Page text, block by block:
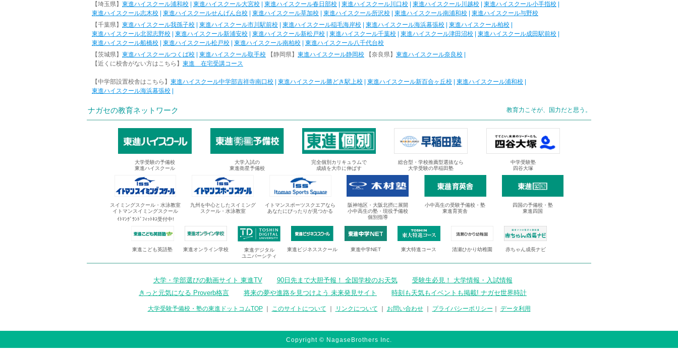
【埼玉県】 東進ハイスクール浦和校 東進ハイスクール大宮校 東進ハイスクール春日部校 東進ハイスクール川口校 東進ハイスクール川越校 東進ハイスクール小手指校
東進ハイスクール志木校
東進ハイスクールせんげん台校 東進ハイスクール草加校 東進ハイスクール所沢校 東進ハイスクール南浦和校
東進ハイスクール与野校
【千葉県】 東進ハイスクール我孫子校 東進ハイスクール市川駅前校 東進ハイスクール稲毛海岸校 東進ハイスクール海浜幕張校 東進ハイスクール柏校
東進ハイスクール北習志野校
東進ハイスクール新浦安校 東進ハイスクール新松戸校 東進ハイスクール千葉校 東進ハイスクール津田沼校 東進ハイスクール成田駅前校
東進ハイスクール船橋校
東進ハイスクール松戸校 東進ハイスクール南柏校
東進ハイスクール八千代台校
【茨城県】 東進ハイスクールつくば校 東進ハイスクール取手校 【静岡県】 東進ハイスクール静岡校 【奈良県】 東進ハイスクール奈良校
【近くに校舎がない方はこちら】 東進 在宅受講コース
【中学部設置校舎はこちら】 東進ハイスクール中学部吉祥寺南口校 東進ハイスクール勝どき駅上校 東進ハイスクール新百合ヶ丘校 東進ハイスクール浦和校
東進ハイスクール海浜幕張校
ナガセの教育ネットワーク 教育力こそが、国力だと思う。
大学受験の予備校
東進ハイスクール
大学入試の
東進衛星予備校
完全個別カリキュラムで
成績を大巾に伸ばす
総合型・学校推薦型選抜なら
大学受験の早稲田塾
中学受験塾
四谷大塚
スイミングスクール・水泳教室
イトマンスイミングスクール
ｲﾄﾏﾝｸﾞﾗﾝﾄﾞﾌｨｯﾄﾈｽ受付中!
九州を中心としたスイミング
スクール・水泳教室
イトマンスポーツスクエアなら
あなたにぴったりが見つかる
阪神地区・大阪北摂に展開
小中高生の塾・現役予備校
個別指導
小中高生の受験予備校・塾
東進育英舎
四国の予備校・塾
東進四国
東進こども英語塾 東進オンライン学校
東進デジタル
ユニバーシティ
東進ビジネススクール 東進中学NET 東大特進コース 清瀬ひかり幼稚園 赤ちゃん成長ナビ
大学・学部選びの動画サイト 東進TV 90日先まで大胆予報！ 全国学校のお天気
受験生必見！ 大学情報・入試情報
きっと元気になる Proverb格言
将来の夢や進路を見つけよう 未来発見サイト 時刻も天気もイベントも掲載! ナガセ世界時計
大学受験予備校・塾の東進ドットコムTOP｜ このサイトについて リンクについて お問い合わせ｜ プライバシーポリシー データ利用
Copyright © NagaseBrothers Inc.